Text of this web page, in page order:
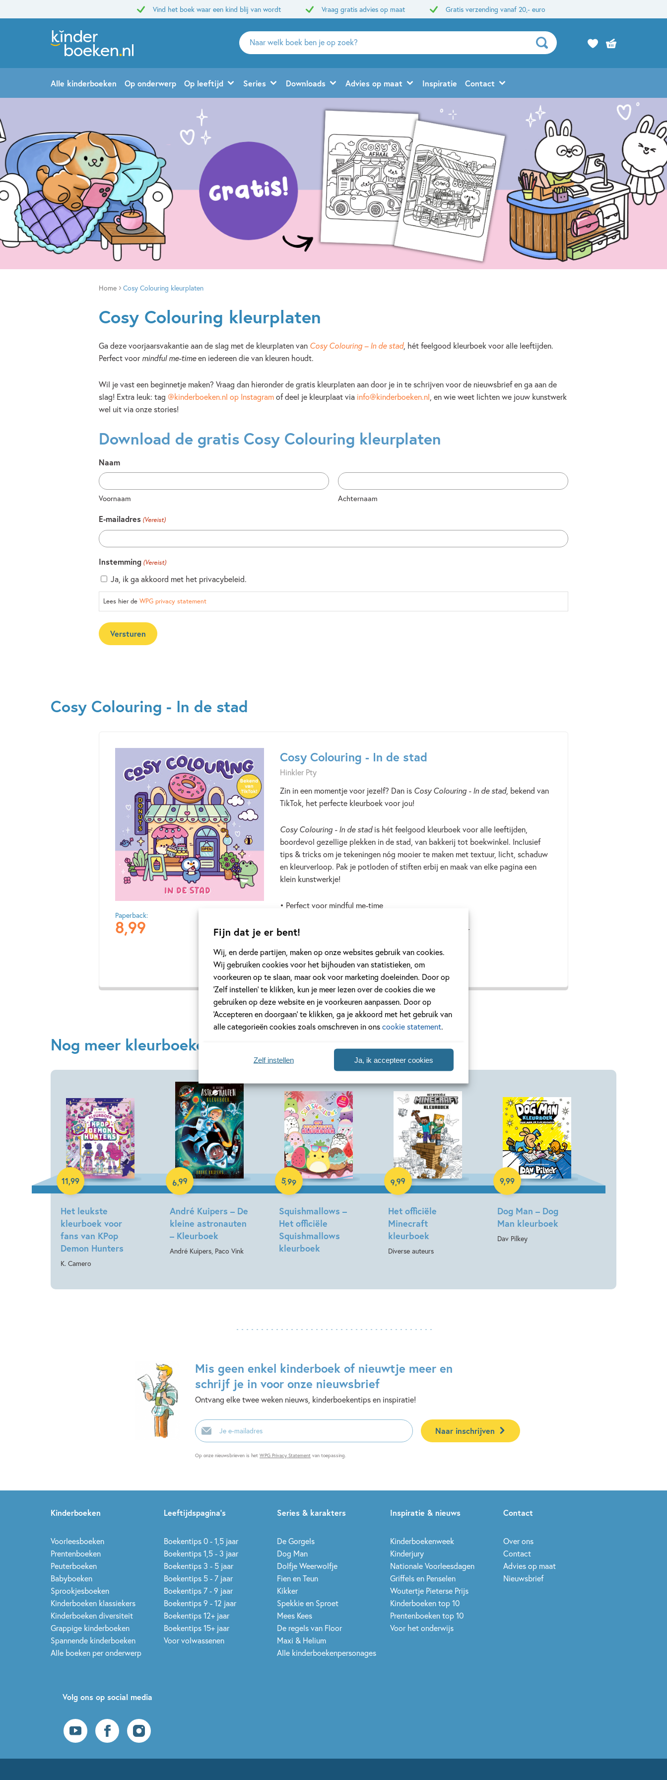
Fijn dat je er bent!
Wij, en derde partijen, maken op onze websites gebruik van cookies.
Wij gebruiken cookies voor het bijhouden van statistieken, om
voorkeuren op te slaan, maar ook voor marketing doeleinden. Door op
‘Zelf instellen’ te klikken, kun je meer lezen over de cookies die we
gebruiken op deze website en je voorkeuren aanpassen. Door op
‘Accepteren en doorgaan’ te klikken, ga je akkoord met het gebruik van
alle categorieën cookies zoals omschreven in onscookie statement.
Ja, ik accepteer cookies
Zelf instellen
Vind het boek waar een kind blij van wordt Vraag gratis advies op maat Gratis verzending vanaf 20,- euro
Zoeken
naar
en
uitgevers
Alle kinderboeken Op onderwerp Op leeftijd Series Downloads Advies op maat Inspiratie Contact
Home Cosy Colouring kleurplaten
Cosy Colouring kleurplaten
Ga deze voorjaarsvakantie aan de slag met de kleurplaten van Cosy Colouring – In de stad, hét feelgood kleurboek voor alle leeftijden.
Perfect voormindful me-timeen iedereen die van kleuren houdt.
Wil je vast een beginnetje maken? Vraag dan hieronder de gratis kleurplaten aan door je in te schrijven voor de nieuwsbrief en ga aan de
slag! Extra leuk: tag @kinderboeken.nl op Instagramof deel je kleurplaat via info@kinderboeken.nl , en wie weet lichten we jouw kunstwerk
wel uit via onze stories!
Download de gratis Cosy Colouring kleurplaten
Naam
Voornaam Achternaam
E-mailadres (Vereist)
Instemming (Vereist)
Ja, ik ga akkoord met het privacybeleid.
Lees hier de WPG privacy statement
Cosy Colouring - In de stad
Paperback:
8,99
Cosy Colouring - In de stad
Hinkler Pty
Zin in een momentje voor jezelf? Dan is Cosy Colouring - In de stad, bekend van
TikTok, het perfecte kleurboek voor jou!
Cosy Colouring - In de stadis hét feelgood kleurboek voor alle leeftijden,
boordevol gezellige plekken in de stad, van bakkerij tot boekwinkel. Inclusief
tips & tricks om je tekeningen nóg mooier te maken met textuur, licht, schaduw
en kleurverloop. Pak je potloden of stiften erbij en maak van elke pagina een
klein kunstwerkje!
• Perfect voor mindful me-time
• 64 kleurplaten, enkelzijdig gedrukt op extra dik papier
Bekijk dit boek
Nog meer kleurboeken!
Het leukste
kleurboek voor
fans van KPop
Demon Hunters
K. Camero
11,99
Paperback
André Kuipers – De
kleine astronauten
– Kleurboek
André Kuipers, Paco Vink
6,99
Paperback
Squishmallows –
Het officiële
Squishmallows
kleurboek
5,99
Paperback
Het officiële
Minecraft
kleurboek
Diverse auteurs
9,99
Paperback
Dog Man – Dog
Man kleurboek
Dav Pilkey
9,99
Paperback
Mis geen enkel kinderboek of nieuwtje meer en
schrijf je in voor onze nieuwsbrief
Ontvang elke twee weken nieuws, kinderboekentips en inspiratie!
E-
mailadres
Naar inschrijven
Op onze nieuwsbrieven is het WPG Privacy Statement van toepassing.
Kinderboeken
Voorleesboeken
Prentenboeken
Peuterboeken
Babyboeken
Sprookjesboeken
Kinderboeken klassiekers
Kinderboeken diversiteit
Grappige kinderboeken
Spannende kinderboeken
Alle boeken per onderwerp
Leeftijdspagina’s
Boekentips 0 - 1,5 jaar
Boekentips 1,5 - 3 jaar
Boekentips 3 - 5 jaar
Boekentips 5 - 7 jaar
Boekentips 7 - 9 jaar
Boekentips 9 - 12 jaar
Boekentips 12+ jaar
Boekentips 15+ jaar
Voor volwassenen
Series & karakters
De Gorgels
Dog Man
Dolfje Weerwolfje
Fien en Teun
Kikker
Spekkie en Sproet
Mees Kees
De regels van Floor
Maxi & Helium
Alle kinderboekenpersonages
Inspiratie & nieuws
Kinderboekenweek
Kinderjury
Nationale Voorleesdagen
Griffels en Penselen
Woutertje Pieterse Prijs
Kinderboeken top 10
Prentenboeken top 10
Voor het onderwijs
Contact
Over ons
Contact
Advies op maat
Nieuwsbrief
Volg ons op social media